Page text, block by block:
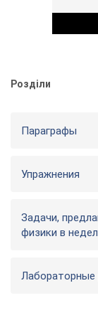
Розділи
Параграфы
Упражнения
Задачи,
физики в